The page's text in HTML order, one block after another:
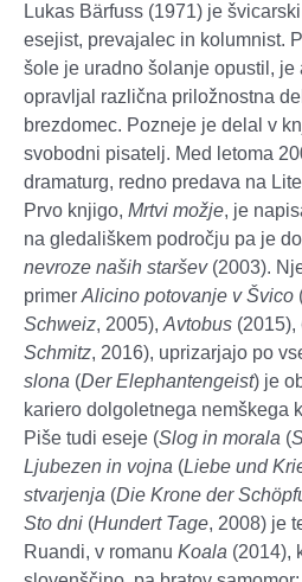
Lukas Bärfuss (1971) je
esejist, prevajalec in kolumnist.
šole je uradno šolanje opustil, je
opravljal različna priložnostna
brezdomec. Pozneje je delal v
svobodni pisatelj. Med letoma
dramaturg, redno predava na
Prvo knjigo, Mrtvi možje, je
na gledališkem področju pa je
nevroze naših staršev(2003).
primer Alicino potovanje v Švico
Schweiz, 2005), Avtobus (2015),
Schmitz, 2016), uprizarjajo po
slona (Der Elephantengeist) je
kariero dolgoletnega nemškega
Piše tudi eseje (Slog in morala (
Ljubezen in vojna (Liebe und
stvarjenja (Die Krone der
Sto dni (Hundert Tage, 2008) je
Ruandi, v romanu Koala (2014),